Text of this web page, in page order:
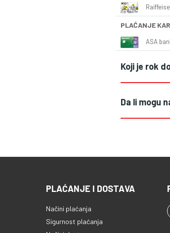
PLAĆANJE
ASA
Koji je rok
Da li mogu
PLAĆANJE I DOSTAVA
Načini plaćanja
Sigurnost plaćanja